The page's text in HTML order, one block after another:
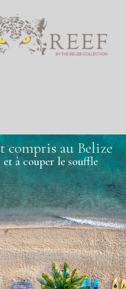
compris au Belize
à couper le souffle